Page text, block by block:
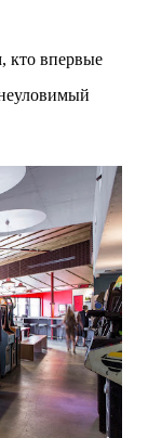
кто впервые